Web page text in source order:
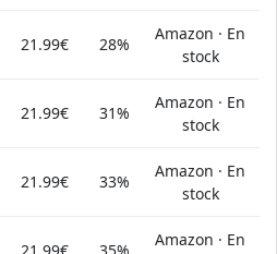
21.99€ 28%
Amazon · En
stock
21.99€ 31%
Amazon · En
stock
21.99€ 33%
Amazon · En
stock
Amazon · En